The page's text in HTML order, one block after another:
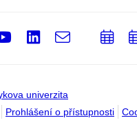
univerzita
Prohlášení o přístupnosti
Youtube
LinkedIn
e-